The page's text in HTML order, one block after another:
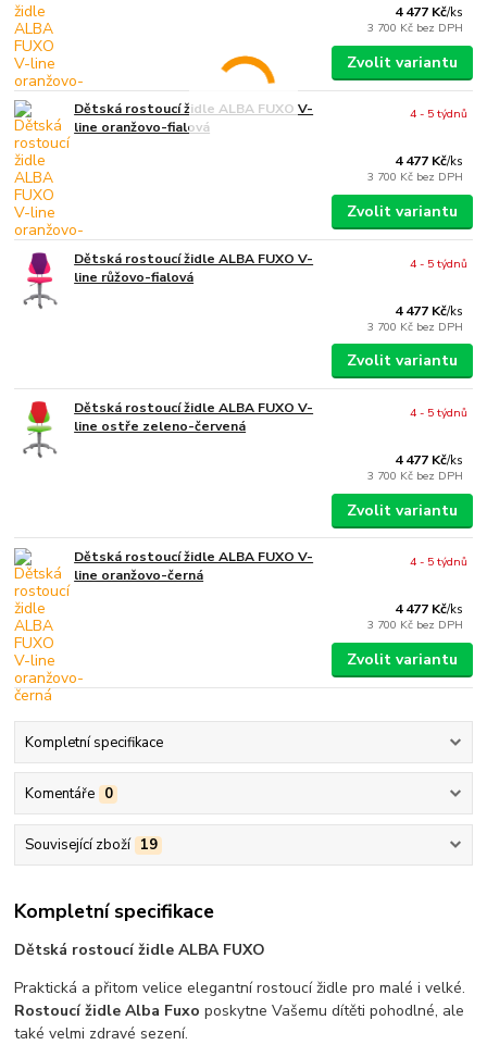
4 477 Kč/ks
3 700 Kč bez DPH
Zvolit variantu
Dětská rostoucí židle ALBA FUXO V-
line oranžovo-fialová
4 477 Kč/ks
3 700 Kč bez DPH
4 - 5 týdnů
Zvolit variantu
Dětská rostoucí židle ALBA FUXO V-
line růžovo-fialová
4 477 Kč/ks
3 700 Kč bez DPH
4 - 5 týdnů
Zvolit variantu
Dětská rostoucí židle ALBA FUXO V-
line ostře zeleno-červená
4 477 Kč/ks
3 700 Kč bez DPH
4 - 5 týdnů
Zvolit variantu
Dětská rostoucí židle ALBA FUXO V-
line oranžovo-černá
4 477 Kč/ks
3 700 Kč bez DPH
4 - 5 týdnů
Zvolit variantu
Kompletní specifikace
Komentáře 0
Související zboží 19
Kompletní specifikace
Dětská rostoucí židle ALBA FUXO
Praktická a přitom velice elegantní rostoucí židle pro malé i velké.
Rostoucí židle Alba Fuxo poskytne Vašemu dítěti pohodlné, ale
také velmi zdravé sezení.